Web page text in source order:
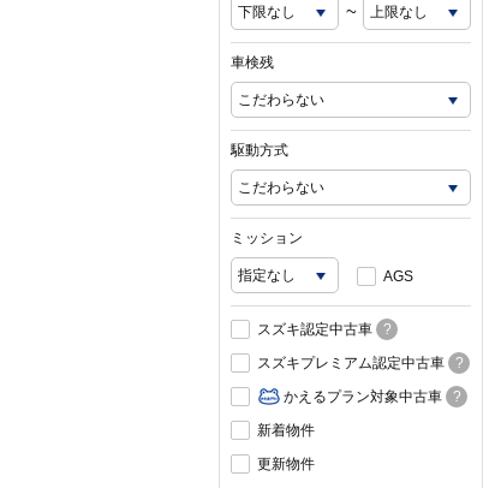
~
車検残
駆動方式
ミッション
AGS
スズキ認定中古車
?
スズキプレミアム認定中古車
?
かえるプラン対象中古車
?
新着物件
更新物件